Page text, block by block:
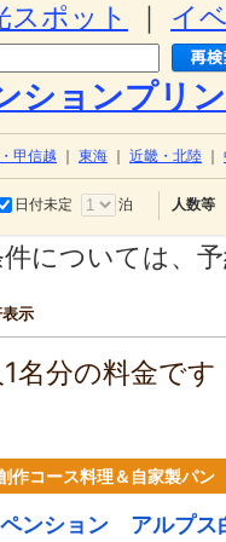
スポット イ
ションプリ
甲信越 東海 近畿・北陸
日付未定 泊 人数等
については、
示
名分の料金で
コース料理＆自家製パン
ペンション アルプス